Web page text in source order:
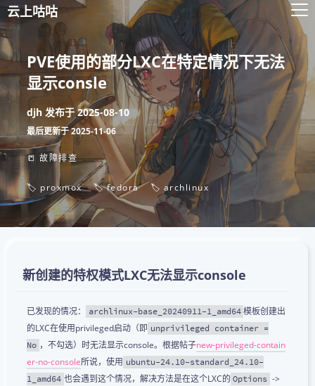
云上咕咕
PVE使用的部分LXC在特定情况下无法
显示consle
djh 发布于 2025-08-10
最后更新于2025-11-06
📒 故障排查
🏷️ proxmox 🏷️ fedora 🏷️ archlinux
新创建的特权模式LXC无法显示console
已发现的情况： archlinux-base_20240911-1_amd64 模板创建出
的LXC在使用privileged启动（即 unprivileged container =
No ，不勾选）时无法显示console。根据帖子new-privileged-contain
er-no-console所说，使用 ubuntu-24.10-standard_24.10-
1_amd64 也会遇到这个情况，解决方法是在这个LXC的 Options ->